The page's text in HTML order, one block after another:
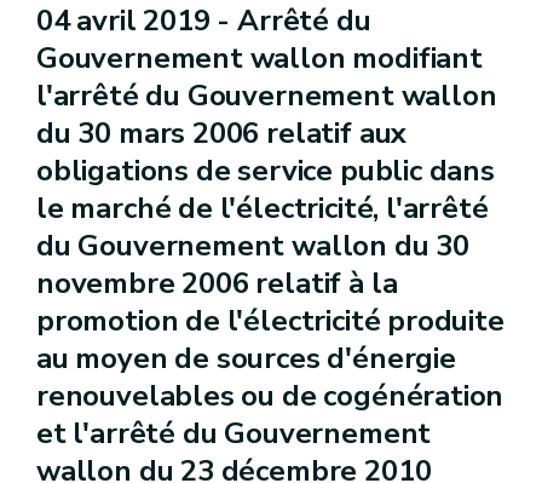
04 avril 2019 -Arrêté du
Gouvernement wallon modifiant
l'arrêté du Gouvernement wallon
du 30 mars 2006 relatif aux
obligations de service public dans
le marché de l'électricité, l'arrêté
du Gouvernement wallon du 30
novembre 2006 relatif à la
promotion de l'électricité produite
au moyen de sources d'énergie
renouvelables ou de cogénération
et l'arrêté du Gouvernement
wallon du 23 décembre 2010